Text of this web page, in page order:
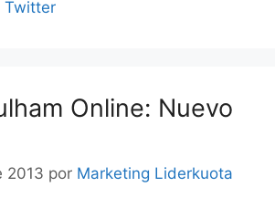
Twitter
Online: Nuevo
2013 por Marketing Liderkuota